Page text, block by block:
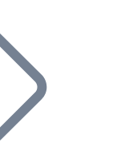
y permite que